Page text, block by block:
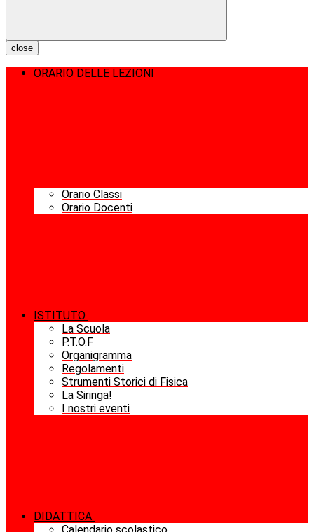
close
ORARIO DELLE LEZIONI
Orario Classi
Orario Docenti
ISTITUTO
La Scuola
P.T.O.F
Organigramma
Regolamenti
Strumenti Storici di Fisica
La Siringa!
I nostri eventi
DIDATTICA